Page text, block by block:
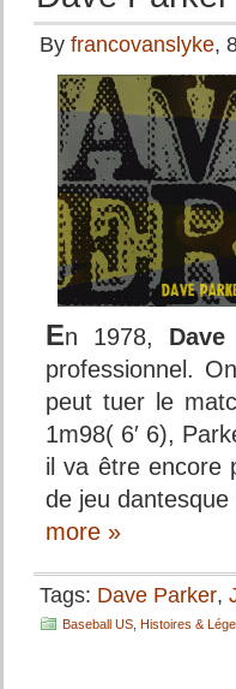
By francovanslyke,
En 1978,
professionnel.
peut tuer le
1m98( 6′ 6),
il va être encore
de jeu
more »
Tags: Dave Parker,
Baseball US Histoires &